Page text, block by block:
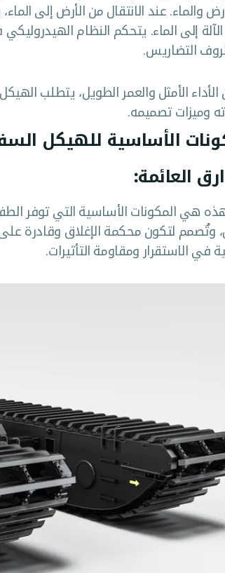
والماء. عند الانتقال من الأرض إلى
إلى الماء. يتحكم النظام
التضاريس.
الأداء الأمثل والعمر الطويل، يتطلب
وميزات تصميمه.
الأساسية للهيكل
العائمة:
هي المكونات الأساسية التي توفر
وتُصمم لتكون محكمة الإغلاق وقادرة
في الاستقرار ومقاومة التأثيرات.